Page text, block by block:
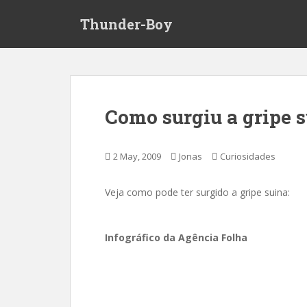
Thunder-Boy
Como surgiu a gripe
2 May, 2009 Jonas Curiosidades
Veja como pode ter surgido a gripe suina:
Infográfico da Agência Folha